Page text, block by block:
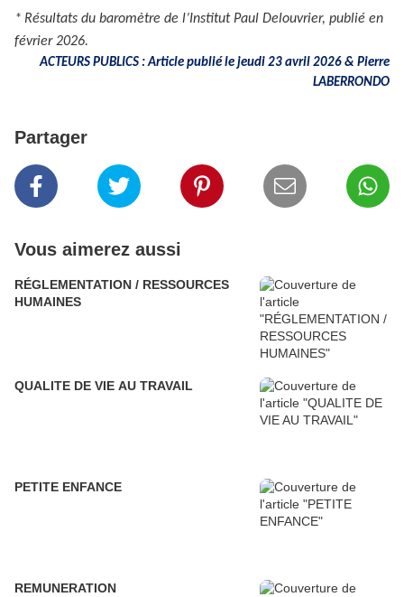
* Résultats du baromètre de l’Institut Paul Delouvrier, publié en
février 2026.
ACTEURS PUBLICS : Article publié le jeudi 23 avril 2026 & Pierre
LABERRONDO
Partager
Vous aimerez aussi
RÉGLEMENTATION / RESSOURCES
HUMAINES
QUALITE DE VIE AU TRAVAIL
PETITE ENFANCE
REMUNERATION